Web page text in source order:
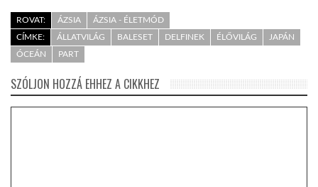
ROVAT: ÁZSIA
ÁZSIA - ÉLETMÓD
CÍMKE:
ÁLLATVILÁG BALESET DELFINEK ÉLŐVILÁG
JAPÁN
ÓCEÁN
PART
SZÓLJON HOZZÁ EHHEZ A CIKKHEZ